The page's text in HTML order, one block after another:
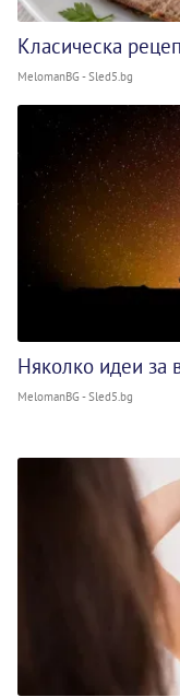
Класическа
MelomanBG - Sled5.bg
Няколко идеи за
MelomanBG - Sled5.bg